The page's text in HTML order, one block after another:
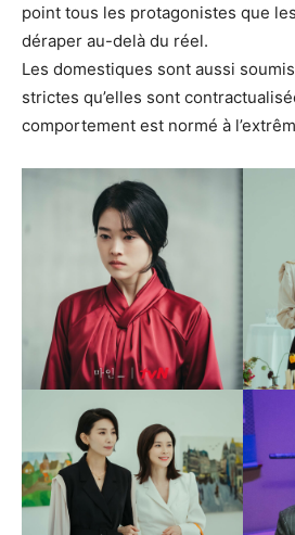
point tous les protagonistes que
déraper au-delà du réel.
Les domestiques sont aussi
strictes qu’elles sont
comportement est normé à